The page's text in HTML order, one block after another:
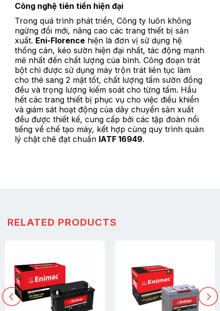
Công nghệ tiên tiến hiện đại
Trong quá trình phát triển, Công ty luôn không
ngừng đổi mới, nâng cao các trang thiết bị sản
xuất. Eni-Florence hiện là đơn vị sử dụng hệ
thống cán, kéo sườn hiện đại nhất, tác động mạnh
mẽ nhất đến chất lượng của bình. Công đoạn trát
bột chì được sử dụng máy trộn trát liên tục làm
cho thẻ sang 2 mặt tốt, chất lượng tấm sườn đồng
đều và trọng lượng kiểm soát cho từng tấm. Hầu
hết các trang thiết bị phục vụ cho việc điều khiển
và giám sát hoạt động của dây chuyền sản xuất
đều được thiết kế, cung cấp bởi các tập đoàn nổi
tiếng về chế tạo máy, kết hợp cùng quy trình quản
lý chặt chẽ đạt chuẩn IATF 16949.
RELATED PRODUCTS